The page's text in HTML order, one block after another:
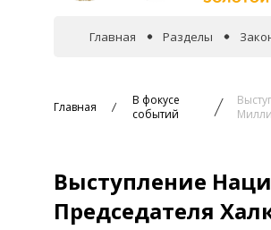
Главная Разделы
Главная
В фокусе
событий
Выступление
Председателя